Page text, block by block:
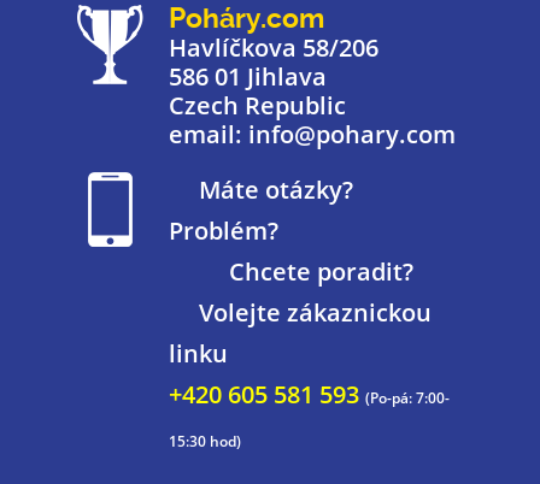
Poháry.com
Havlíčkova 58/206
586 01 Jihlava
Czech Republic
email: info@pohary.com
Máte otázky?
Problém?
Chcete poradit?
Volejte zákaznickou
linku
+420 605 581 593 (Po-pá: 7:00-
15:30 hod)